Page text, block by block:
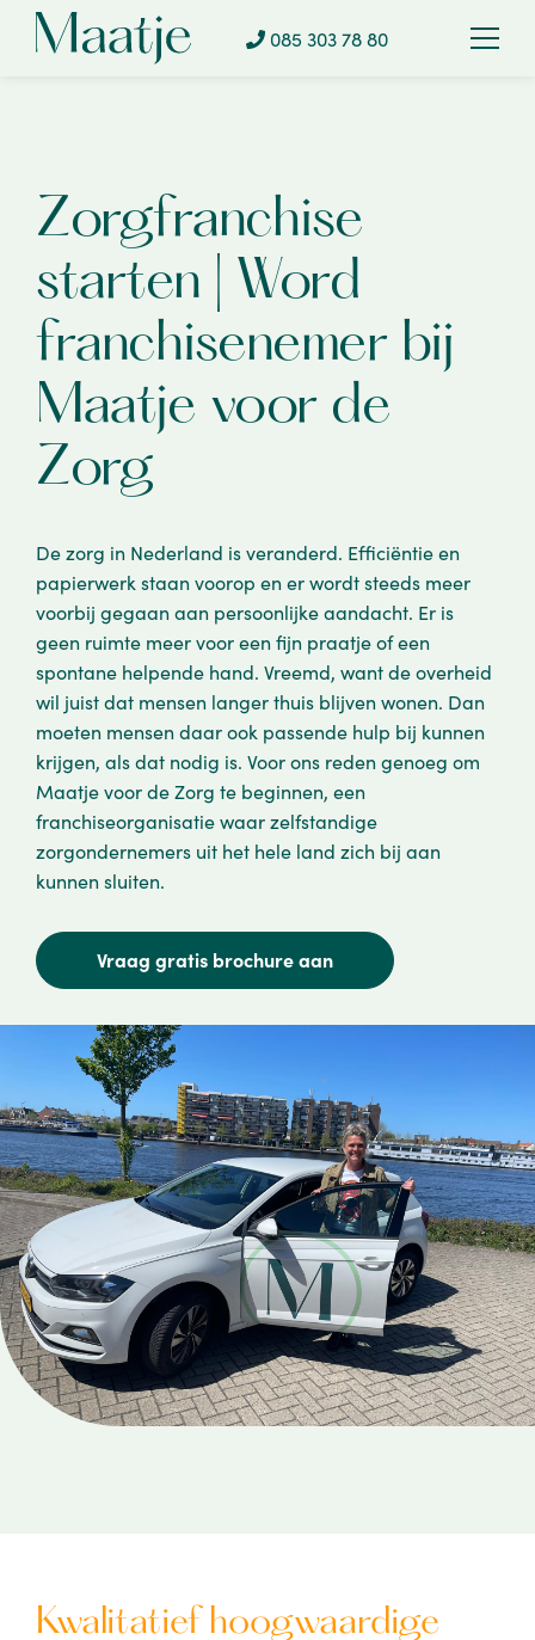
085 303 78 80
Zorgfranchise
starten | Word
franchisenemer bij
Maatje voor de
Zorg
De zorg in Nederland is veranderd. Efficiëntie en
papierwerk staan voorop en er wordt steeds meer
voorbij gegaan aan persoonlijke aandacht. Er is
geen ruimte meer voor een fijn praatje of een
spontane helpende hand. Vreemd, want de overheid
wil juist dat mensen langer thuis blijven wonen. Dan
moeten mensen daar ook passende hulp bij kunnen
krijgen, als dat nodig is. Voor ons reden genoeg om
Maatje voor de Zorg te beginnen, een
franchiseorganisatie waar zelfstandige
zorgondernemers uit het hele land zich bij aan
kunnen sluiten.
Vraag gratis brochure aan
Kwalitatief hoogwaardige